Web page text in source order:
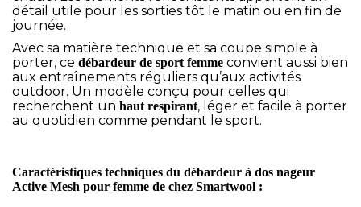
détail utile pour les sorties tôt le matin ou en fin de
journée.
Avec sa matière technique et sa coupe simple à
porter, ce débardeur de sport femme convient aussi bien
aux entraînements réguliers qu’aux activités
outdoor. Un modèle conçu pour celles qui
recherchent un haut respirant, léger et facile à porter
au quotidien comme pendant le sport.
Caractéristiques techniques du débardeur à dos nageur
Active Mesh pour femme de chez Smartwool :